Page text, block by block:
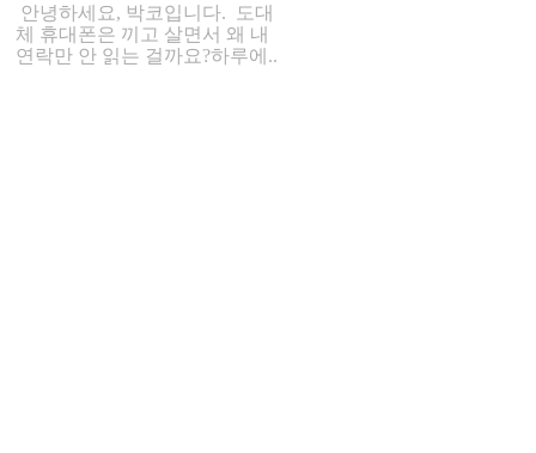
안녕하세요, 박코입니다. 도대
체 휴대폰은 끼고 살면서 왜 내
연락만 안 읽는 걸까요?하루에..